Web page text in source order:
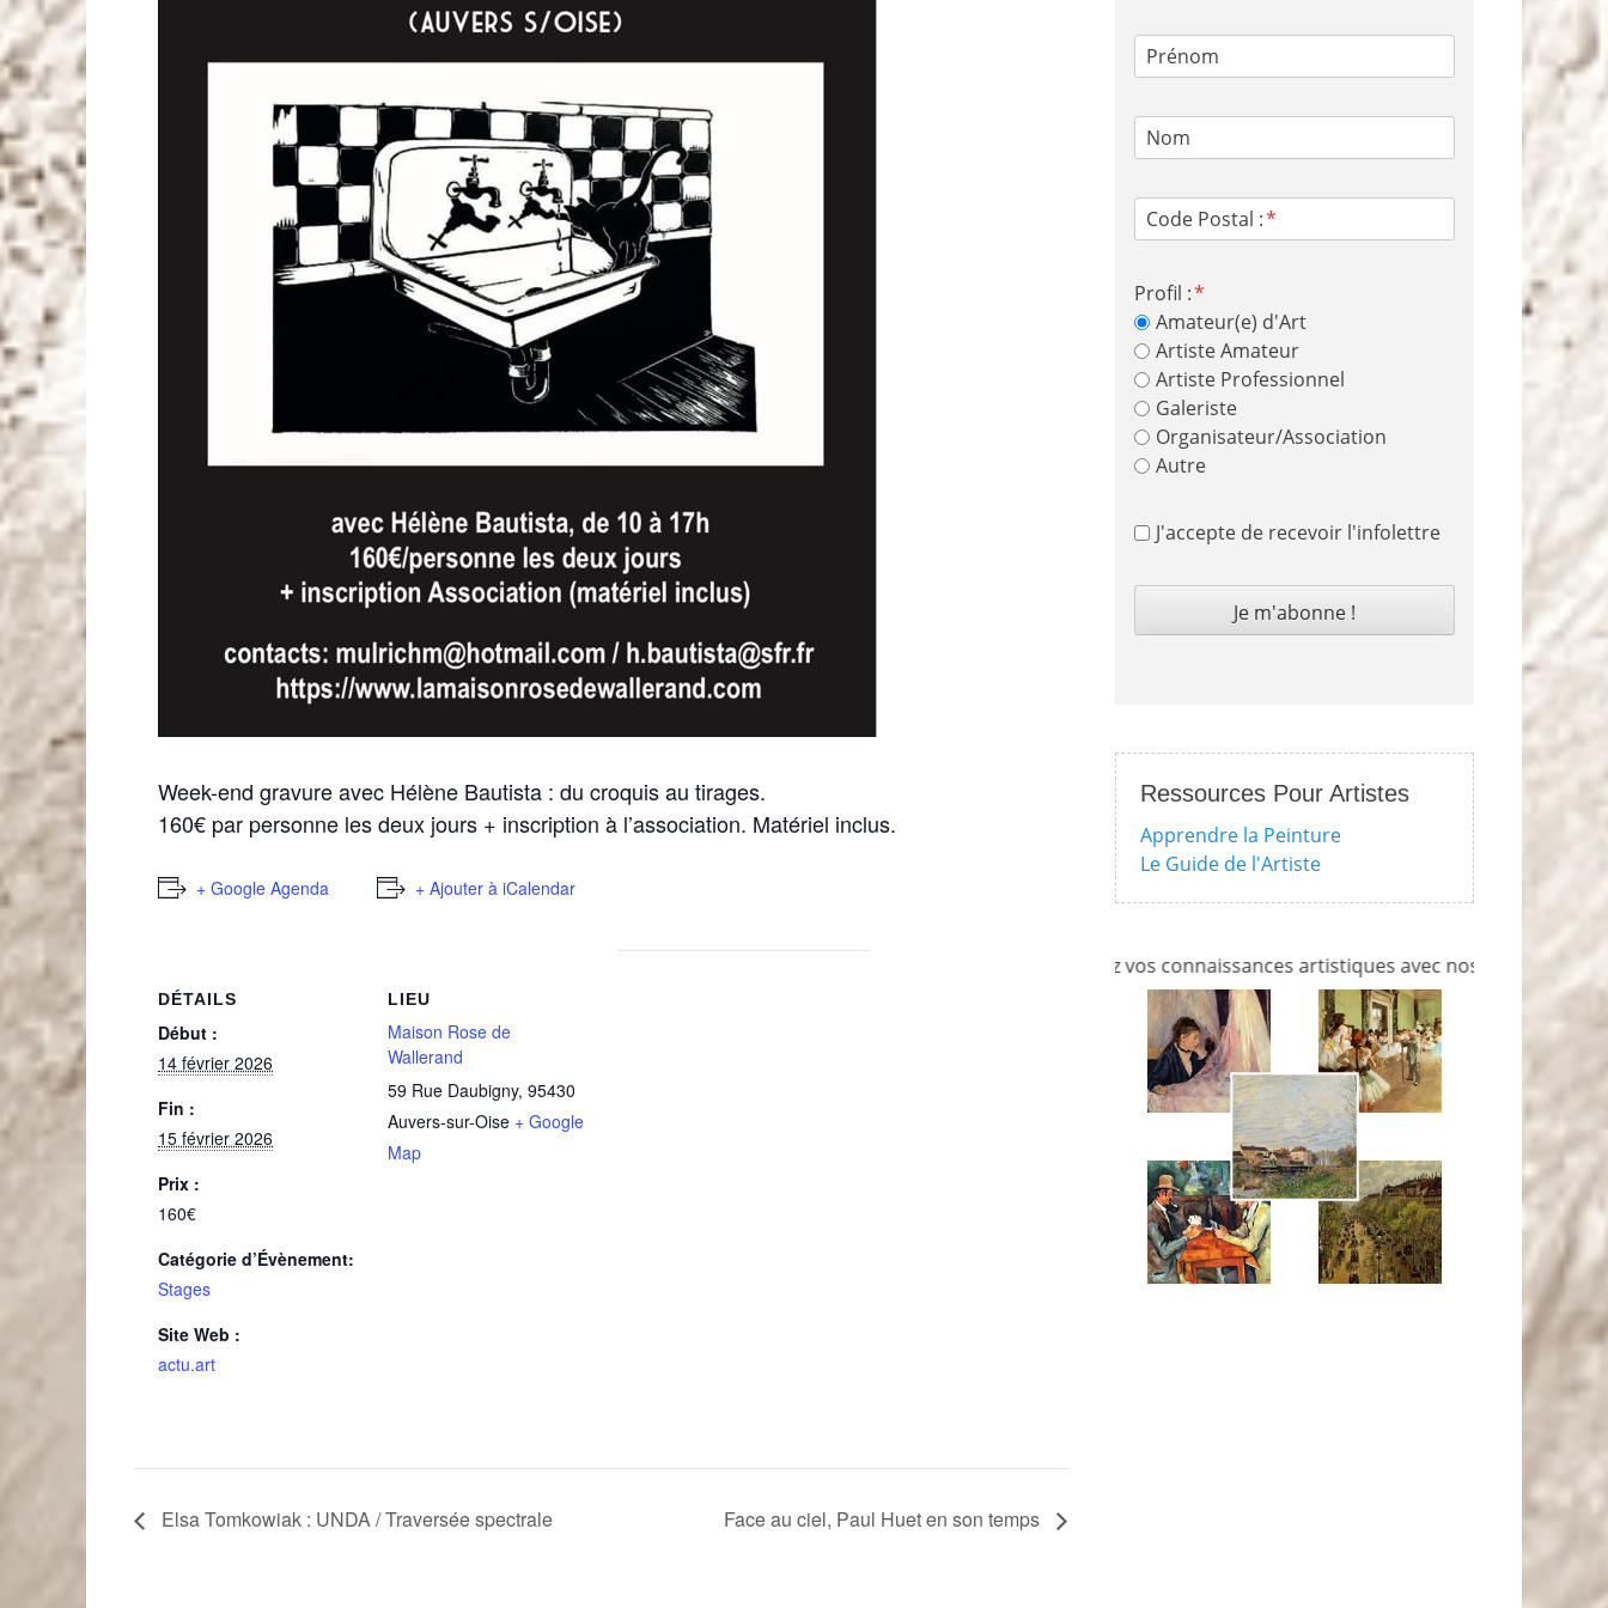
Week-end gravure avec Hélène Bautista : du croquis au tirages.
160€ par personne les deux jours + inscription à l’association. Matériel inclus.
+ Google Agenda + Ajouter à iCalendar
DÉTAILS
Début :
14 février 2026
Fin :
15 février 2026
Prix :
160€
Catégorie d’Évènement:
Stages
Site Web :
actu.art
LIEU
Maison Rose de
Wallerand
59 Rue Daubigny, 95430
Auvers-sur-Oise + Google
Map
Elsa Tomkowiak : UNDA / Traversée spectrale Face au ciel, Paul Huet en son temps
Prénom
Nom
Code Postal :
Profil :
Amateur(e) d'Art
Artiste Amateur
Artiste Professionnel
Galeriste
Organisateur/Association
Autre
J'accepte de recevoir l'infolettre
Ressources Pour Artistes
Apprendre la Peinture
Le Guide de l'Artiste
Testez vos connaissances artistiques avec nos quizzes sur